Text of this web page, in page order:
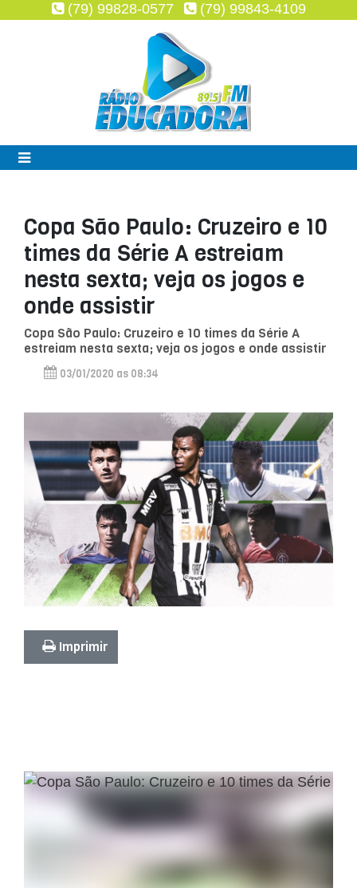
(79) 99828-0577 (79) 99843-4109
Copa São Paulo: Cruzeiro e 10
times da Série A estreiam
nesta sexta; veja os jogos e
onde assistir
Copa São Paulo: Cruzeiro e 10 times da Série A
estreiam nesta sexta; veja os jogos e onde assistir
03/01/2020 as 08:34
Imprimir